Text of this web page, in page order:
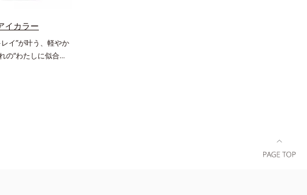
イカラー
イ”が叶う、軽やか
の“わたしに似合
トのデイリーアイ
濃淡の組み合わせ